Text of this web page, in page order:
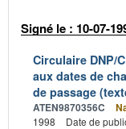
Signé le : 10-07-
Circulaire DNP/
aux dates de
de passage
ATEN9870356C
1998
Date de